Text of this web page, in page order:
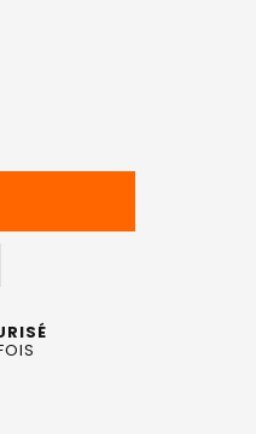
DE ICONE MOUSSE
LA QUANTITÉ DE ICONE